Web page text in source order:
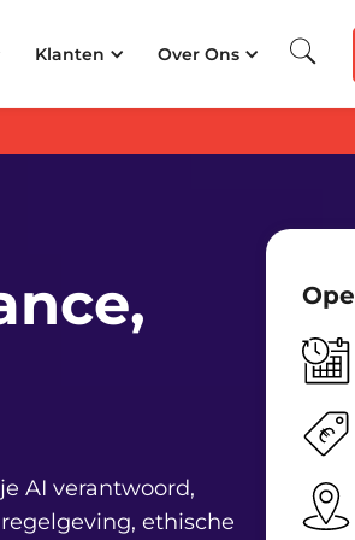
jaar ervaring
Klanten Over Ons
AI verantwoord,
ethische